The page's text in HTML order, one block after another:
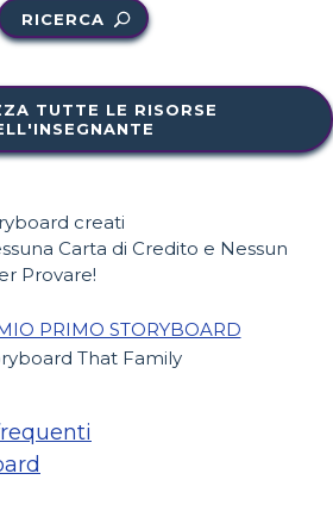
RICERCA
TUTTE LE RISORSE
creati
Carta di Credito e Nessun
Provare!
PRIMO STORYBOARD